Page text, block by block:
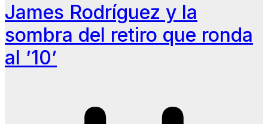
James Rodríguez y la
sombra del retiro que ronda
al ’10’